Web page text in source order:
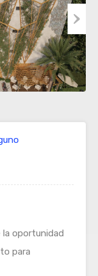
Next
la oportunidad
para